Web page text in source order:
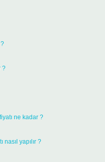
?
ne kadar ?
yapılır ?